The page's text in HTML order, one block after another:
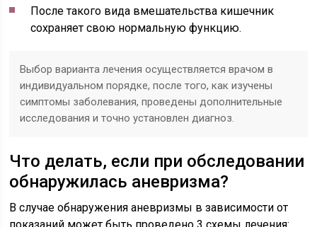
После такого вида вмешательства кишечник
сохраняет свою нормальную функцию.
Выбор варианта лечения осуществляется врачом в
индивидуальном порядке, после того, как изучены
симптомы заболевания, проведены дополнительные
исследования и точно установлен диагноз.
Что делать, если при обследовании
обнаружилась аневризма?
В случае обнаружения аневризмы в зависимости от